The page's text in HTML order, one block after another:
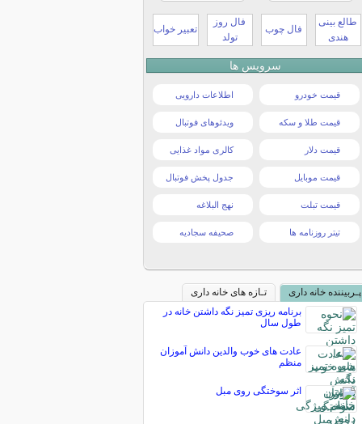
طالع بینی
هندی
فال چوب
فال روز
تولد
تعبیر خواب
سرویس ها
قیمت خودرو اطلاعات دارویی
قیمت طلا و سکه ویدئوهای فوتبال
قیمت دلار کالری مواد غذایی
قیمت موبایل جدول پخش فوتبال
قیمت تبلت نهج البلاغه
تیتر روزنامه ها صحیفه سجادیه
پـربیننده خانه داری
تـازه های خانه داری
برنامه ریزی تمیز نگه داشتن خانه در
طول سال
عادت های خوب والدین دانش آموزان
منظم
اثر سوختگی روی مبل